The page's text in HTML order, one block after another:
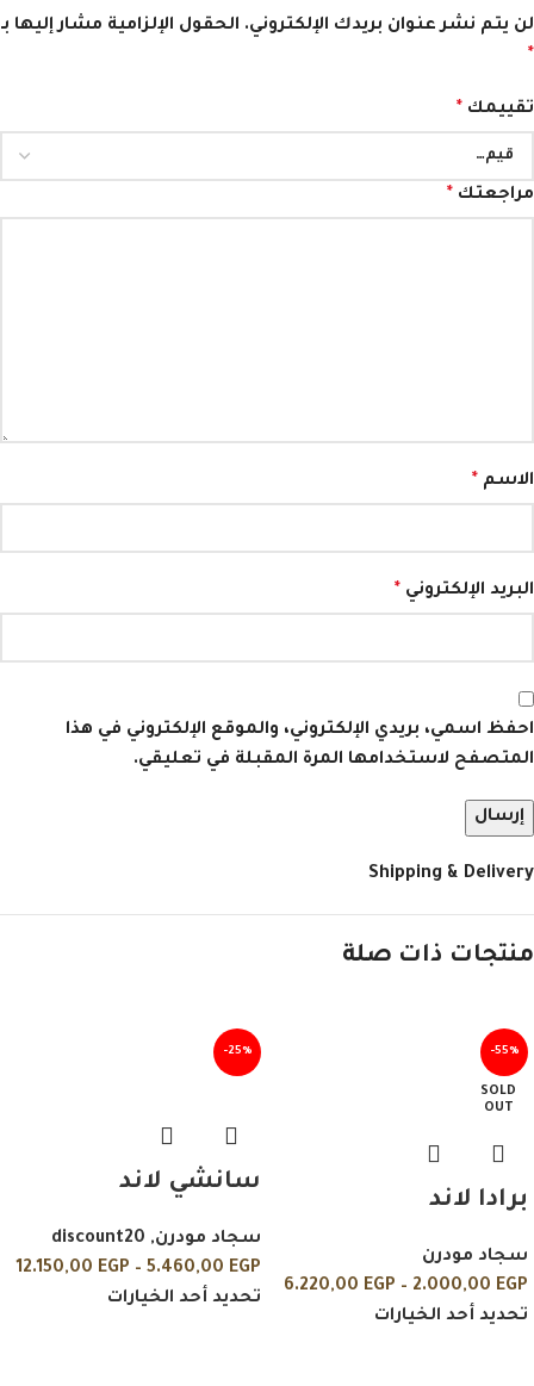
لن يتم نشر عنوان بريدك الإلكتروني. الحقول الإلزامية مشار إليها بـ
*
تقييمك *
مراجعتك *
الاسم *
البريد الإلكتروني *
احفظ اسمي، بريدي الإلكتروني، والموقع الإلكتروني في هذا
المتصفح لاستخدامها المرة المقبلة في تعليقي.
Shipping & Delivery
منتجات ذات صلة
-55%
SOLD
OUT
برادا لاند
سجاد مودرن
2.000,00 EGP
–
6.220,00 EGP
تحديد أحد الخيارات
-25%
سانشي لاند
سجاد مودرن,
discount20
5.460,00 EGP
–
12.150,00 EGP
تحديد أحد الخيارات